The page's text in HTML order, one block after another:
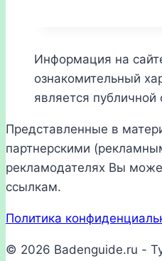
Информация на
ознакомительный
является публичной
Представленные в
партнерскими
рекламодателях Вы
ссылкам.
Политика
© 2026 Badenguide.ru -